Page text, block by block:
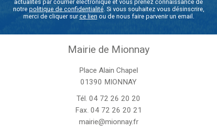
actualités par courrier électronique et vous prenez connaissance de
notre politique de confidentialité. Si vous souhaitez vous désinscrire,
merci de cliquer surce lien ou de nous faire parvenir un email.
Mairie de Mionnay
Place Alain Chapel
01390 MIONNAY
Tél. 04 72 26 20 20
Fax. 04 72 26 20 21
mairie@mionnay.fr